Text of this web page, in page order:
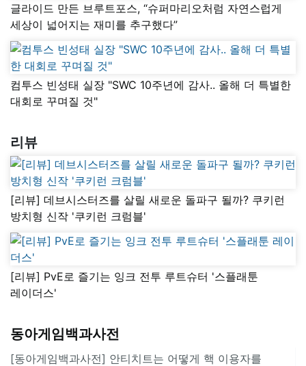
글라이드 만든 브루트포스, “슈퍼마리오처럼 자연스럽게
세상이 넓어지는 재미를 추구했다”
컴투스 빈성태 실장 "SWC 10주년에 감사.. 올해 더 특별한
대회로 꾸며질 것"
리뷰
[리뷰] 데브시스터즈를 살릴 새로운 돌파구 될까? 쿠키런
방치형 신작 '쿠키런 크럼블'
[리뷰] PvE로 즐기는 잉크 전투 루트슈터 '스플래툰
레이더스'
동아게임백과사전
[동아게임백과사전] 안티치트는 어떻게 핵 이용자를